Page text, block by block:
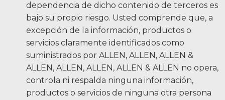
dependencia de dicho contenido de terceros es
bajo su propio riesgo. Usted comprende que, a
excepción de la información, productos o
servicios claramente identificados como
suministrados por ALLEN, ALLEN, ALLEN &
ALLEN, ALLEN, ALLEN, ALLEN & ALLEN no opera,
controla ni respalda ninguna información,
productos o servicios de ninguna otra persona